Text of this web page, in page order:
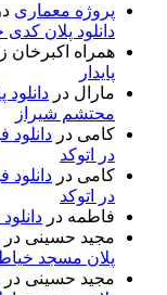
پروژه معماری
دانلود پلان
همراه اکبرخان
پایدار
مارال در
محتشم شیراز
کامی در
در اتوکد
کامی در
در اتوکد
فاطمه در
مجید حسینی در
پلان مسجد
مجید حسینی در